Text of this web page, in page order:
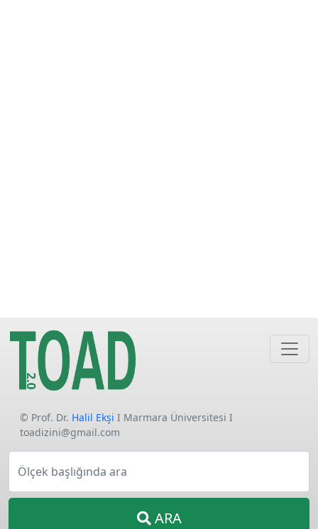
© Prof. Dr. Halil Ekşi I Marmara Üniversitesi I
toadizini@gmail.com
Ölçek başlığında ara
ARA